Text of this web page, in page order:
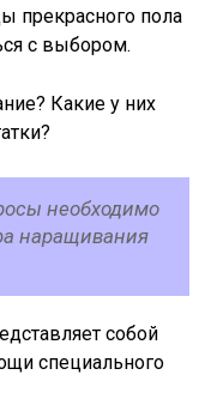
прекрасного пола
с выбором.
Какие у них
необходимо
наращивания
собой
специального